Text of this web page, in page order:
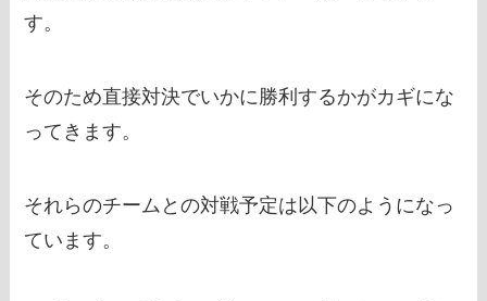
す。
そのため直接対決でいかに勝利するかがカギにな
ってきます。
それらのチームとの対戦予定は以下のようになっ
ています。